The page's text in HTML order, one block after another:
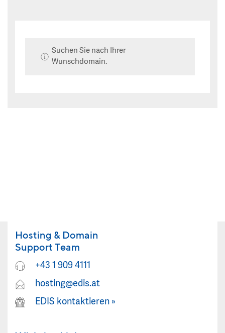
Suchen Sie nach Ihrer
Wunschdomain.
Hosting & Domain
Support Team
+43 1 909 4111
hosting@edis.at
EDIS kontaktieren »